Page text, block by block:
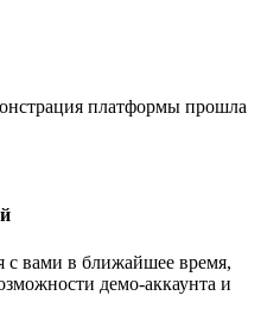
платформы прошла
с вами в ближайшее время,
демо-аккаунта и